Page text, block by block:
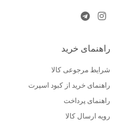
راهنمای خرید
شرایط مرجوعی کالا
راهنمای خرید از کبود اسپرت
راهنمای پرداخت
رویه ارسال کالا